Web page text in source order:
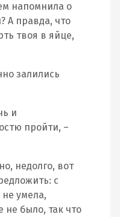
напомнила о
А правда, что
твоя в яйце,
залились
и
пройти, –
недолго, вот
с
умела,
не было, так что